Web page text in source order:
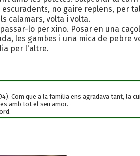
no gaire replens, per
calamars, volta i volta.
lo per xino. Posar en una
les gambes i una mica de pebre
per l'altre.
Com que a la família ens agradava tant, la
amb tot el seu amor.